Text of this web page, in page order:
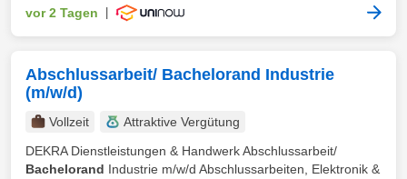
vor 2 Tagen
Abschlussarbeit/ Bachelorand Industrie
(m/w/d)
Vollzeit
Attraktive Vergütung
DEKRA Dienstleistungen & Handwerk Abschlussarbeit/
Bachelorand Industrie m/w/d Abschlussarbeiten, Elektronik &